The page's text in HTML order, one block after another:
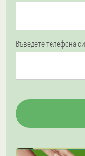
Въведете телефона си